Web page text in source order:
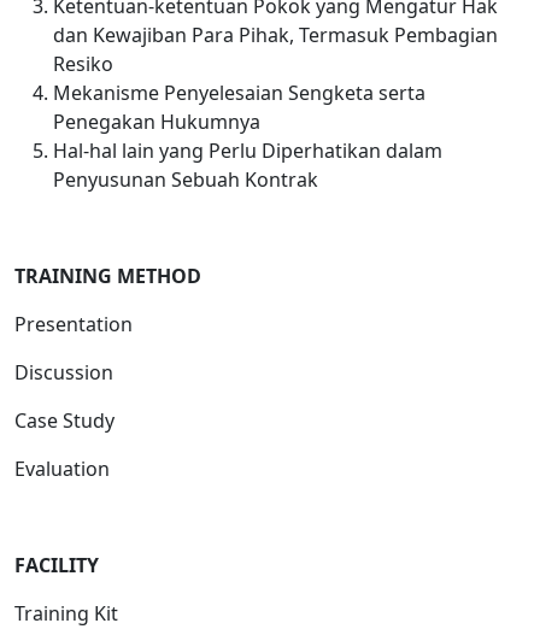
Ketentuan-ketentuan Pokok yang Mengatur Hak
dan Kewajiban Para Pihak, Termasuk Pembagian
Resiko
Mekanisme Penyelesaian Sengketa serta
Penegakan Hukumnya
Hal-hal lain yang Perlu Diperhatikan dalam
Penyusunan Sebuah Kontrak
TRAINING METHOD
Presentation
Discussion
Case Study
Evaluation
FACILITY
Training Kit